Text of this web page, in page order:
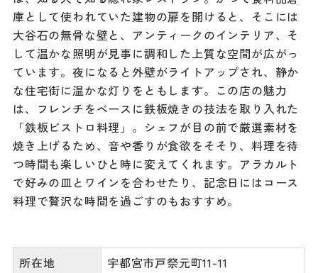
庫として使われていた建物の扉を開けると、そこには
大谷石の無骨な壁と、アンティークのインテリア、そ
して温かな照明が見事に調和した上質な空間が広がっ
ています。夜になると外壁がライトアップされ、静か
な住宅街に温かな灯りをともします。この店の魅力
は、フレンチをベースに鉄板焼きの技法を取り入れた
「鉄板ビストロ料理」。シェフが目の前で厳選素材を
焼き上げるため、音や香りが食欲をそそり、料理を待
つ時間も楽しいひと時に変えてくれます。アラカルト
で好みの皿とワインを合わせたり、記念日にはコース
料理で贅沢な時間を過ごすのもおすすめ。
所在地
宇都宮市戸祭元町11-11